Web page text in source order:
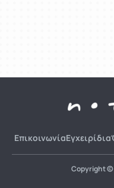
ΕπικοινωνίαΕγχειρίδια
Copyright ©